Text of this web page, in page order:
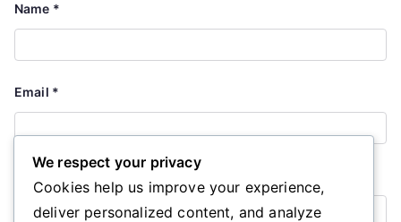
Name *
Email *
We respect your privacy
Cookies help us improve your experience,
deliver personalized content, and analyze